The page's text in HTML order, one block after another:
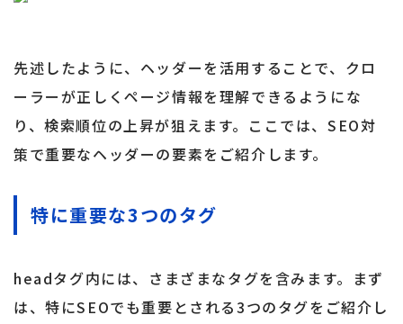
先述したように、ヘッダーを活用することで、クロ
ーラーが正しくページ情報を理解できるようにな
り、検索順位の上昇が狙えます。ここでは、SEO対
策で重要なヘッダーの要素をご紹介します。
特に重要な3つのタグ
headタグ内には、さまざまなタグを含みます。まず
は、特にSEOでも重要とされる3つのタグをご紹介し